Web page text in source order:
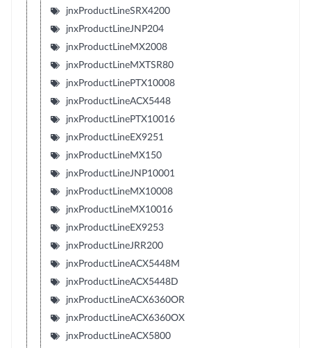
jnxProductLineSRX4200
jnxProductLineJNP204
jnxProductLineMX2008
jnxProductLineMXTSR80
jnxProductLinePTX10008
jnxProductLineACX5448
jnxProductLinePTX10016
jnxProductLineEX9251
jnxProductLineMX150
jnxProductLineJNP10001
jnxProductLineMX10008
jnxProductLineMX10016
jnxProductLineEX9253
jnxProductLineJRR200
jnxProductLineACX5448M
jnxProductLineACX5448D
jnxProductLineACX6360OR
jnxProductLineACX6360OX
jnxProductLineACX5800